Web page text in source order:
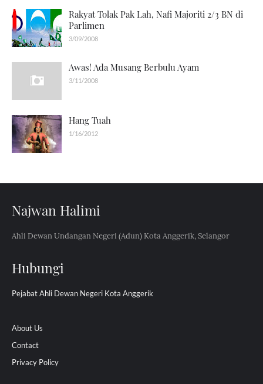
Rakyat Tolak Pak Lah, Nafi Majoriti 2/3 BN di
Parlimen
3/09/2008
Awas! Ada Musang Berbulu Ayam
3/11/2008
Hang Tuah
1/16/2012
Najwan Halimi
Ahli Dewan Undangan Negeri (Adun) Kota Anggerik, Selangor
Hubungi
Pejabat Ahli Dewan Negeri Kota Anggerik
About Us
Contact
Privacy Policy